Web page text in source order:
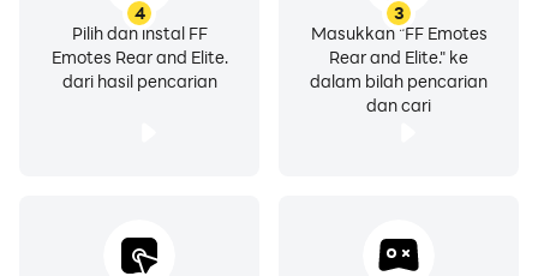
3
Masukkan "FF Emotes
Rear and Elite." ke
dalam bilah pencarian
dan cari
4
Pilih dan instal FF
Emotes Rear and Elite.
dari hasil pencarian